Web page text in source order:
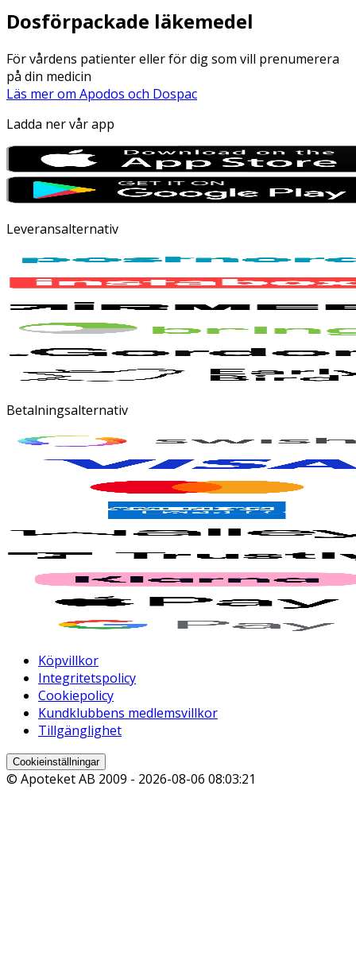
Dosförpackade läkemedel
För vårdens patienter eller för dig som vill prenumerera
på din medicin
Läs mer om Apodos och Dospac
Ladda ner vår app
Leveransalternativ
Betalningsalternativ
Köpvillkor
Integritetspolicy
Cookiepolicy
Kundklubbens medlemsvillkor
Tillgänglighet
Cookieinställningar
© Apoteket AB 2009 - 2026-08-06 08:03:21